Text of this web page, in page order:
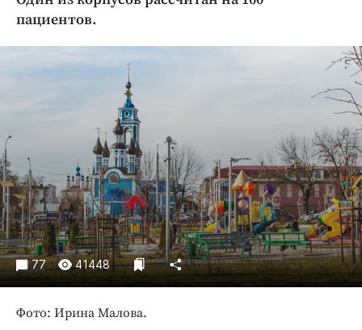
Криминал
Недвижимость и ЖКХ
Образование
Общество
Погода
Праздники
Происшествия
Спорт
Экономика и бизнес
ПРОЕКТЫ
Издания
пациентов.
77 41448
Фото: Ирина Малова.